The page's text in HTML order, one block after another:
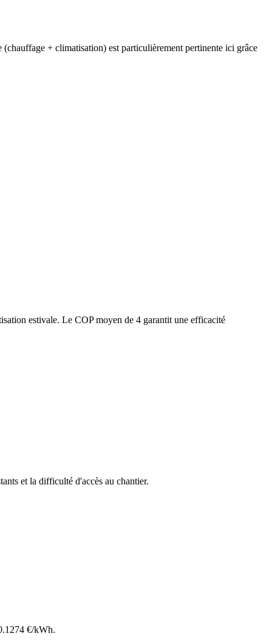
+ climatisation) est particulièrement pertinente ici grâce
estivale. Le COP moyen de 4 garantit une efficacité
et la difficulté d'accès au chantier.
€/kWh.